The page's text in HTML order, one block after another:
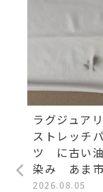
ラグジュア
ストレッチ
ツ に古い
染み あま
2026.08.05